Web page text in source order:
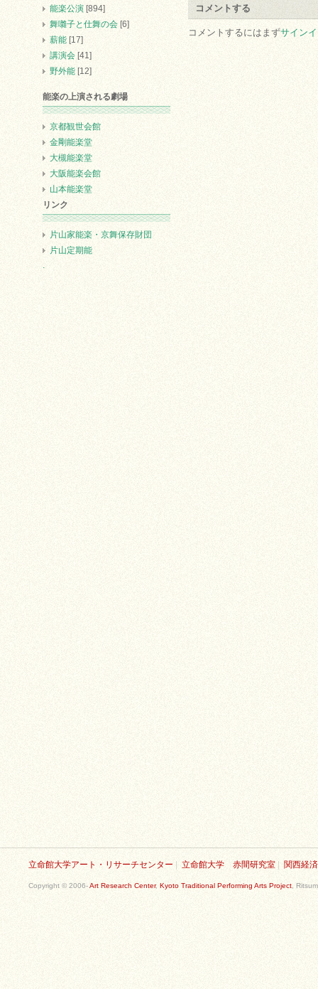
コメントする
コメントするにはまずサイン
能楽公演 [894]
舞囃子と仕舞の会 [6]
薪能 [17]
講演会 [41]
野外能 [12]
能楽の上演される劇場
京都観世会館
金剛能楽堂
大槻能楽堂
大阪能楽会館
山本能楽堂
リンク
片山家能楽・京舞保存財団
片山定期能
.
立命館大学アート・リサーチセンター 立命館大学 赤間研究室 関西経
Copyright © 2006-Art Research Center, Kyoto Traditional Performing Arts Project ,